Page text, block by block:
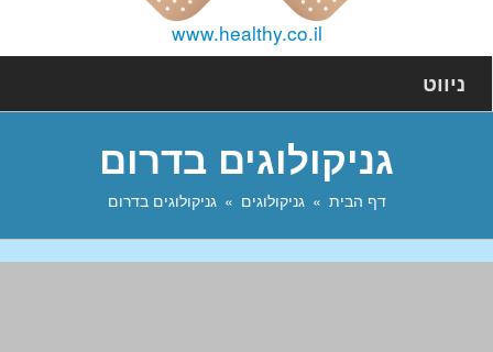
www.healthy.co.il
ניווט
גניקולוגים בדרום
דף הבית גניקולוגים גניקולוגים בדרום